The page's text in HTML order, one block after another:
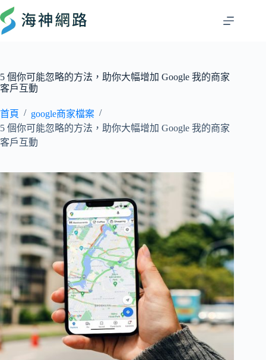
5 個你可能忽略的方法，助你大幅增加 Google 我的商家
客戶互動
首頁 / google商家檔案 /
5 個你可能忽略的方法，助你大幅增加 Google 我的商家
客戶互動